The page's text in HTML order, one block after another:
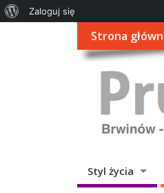
Strona
Styl życia
Zaloguj się